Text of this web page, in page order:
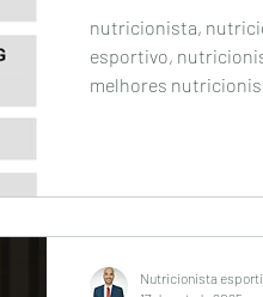
nutricionista,
esportivo,
melhores
esportivo av
Nutricionista